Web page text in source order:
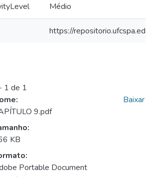
Médio
https://
1 de 1
9.pdf
KB
Portable Document
Baixar